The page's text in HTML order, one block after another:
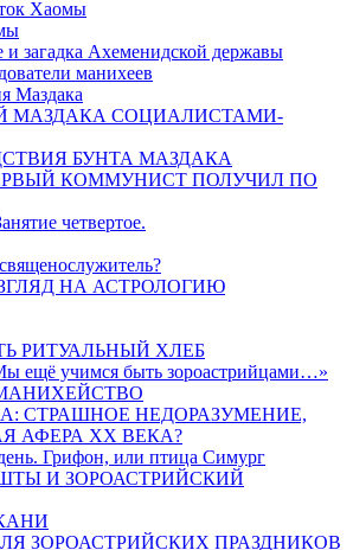
Хаомы
и загадка Ахеменидской державы
манихеев
Маздака
МАЗДАКА СОЦИАЛИСТАМИ-
БУНТА МАЗДАКА
КОММУНИСТ ПОЛУЧИЛ ПО
четвертое.
НА АСТРОЛОГИЮ
РИТУАЛЬНЫЙ ХЛЕБ
ещё учимся быть зороастрийцами…»
СТРАШНОЕ НЕДОРАЗУМЕНИЕ,
АФЕРА XX ВЕКА?
Грифон, или птица Симург
И ЗОРОАСТРИЙСКИЙ
ЗОРОАСТРИЙСКИХ ПРАЗДНИКОВ